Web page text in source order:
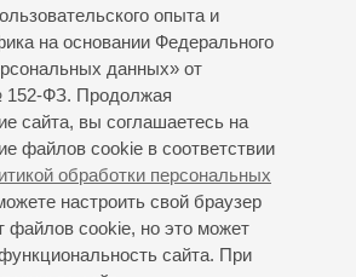
опыта и
на основании Федерального
данных» от
152-ФЗ. Продолжая
сайта, вы соглашаетесь на
файлов cookie в соответствии
обработки персональных
настроить свой браузер
файлов cookie, но это может
сайта. При
: «Картинки с выставки»